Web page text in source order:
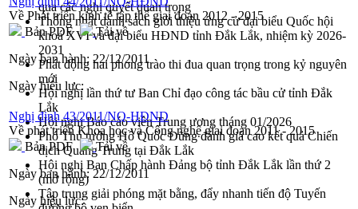
qua các nghị quyết quan trọng
Thống nhất danh sách giới thiệu ứng cử đại biểu Quốc hội
khoá XVI và đại biểu HĐND tỉnh Đắk Lắk, nhiệm kỳ 2026-
2031
Phát động hai phong trào thi đua quan trọng trong kỷ nguyên
mới
Hội nghị lần thứ tư Ban Chỉ đạo công tác bầu cử tỉnh Đắk
Lắk
Hội nghị Báo cáo viên Trung ương tháng 01/2026
Phó Thủ tướng Hồ Quốc Dũng đánh giá cao kết quả Chiến
dịch Quang Trung tại Đắk Lắk
Hội nghị Ban Chấp hành Đảng bộ tỉnh Đắk Lắk lần thứ 2
(mở rộng)
Tập trung giải phóng mặt bằng, đẩy nhanh tiến độ Tuyến
Về Phát triển kinh tế tập thể giai đoạn 2012 - 2015
Bản PDF
Tải về
Ngày ban hành: 22/12/2011
Ngày hiệu lực:
Nghị định 43/2011/NQ-HĐND
Về phát triển Khoa học và Công nghệ giai đoạn 2011 - 2015
Bản PDF
Tải về
Ngày ban hành:22/12/2011
Ngày hiệu lực: